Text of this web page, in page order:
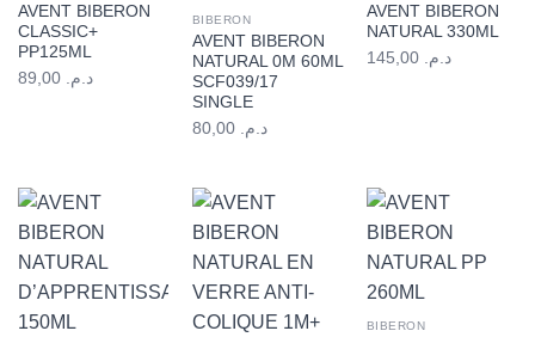
AVENT BIBERON
CLASSIC+
PP125ML
د.م. 89,00
BIBERON
AVENT BIBERON
NATURAL 0M 60ML
SCF039/17
SINGLE
د.م. 80,00
AVENT BIBERON
NATURAL 330ML
د.م. 145,00
BIBERON